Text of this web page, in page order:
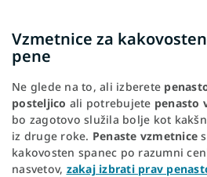
Vzmetnice za
pene
Ne glede na to, ali izberete
posteljico ali potrebujete penasto
bo zagotovo služila bolje kot
iz druge roke. Penaste vzmetnice
kakovosten spanec po razumni
nasvetov, zakaj izbrati prav